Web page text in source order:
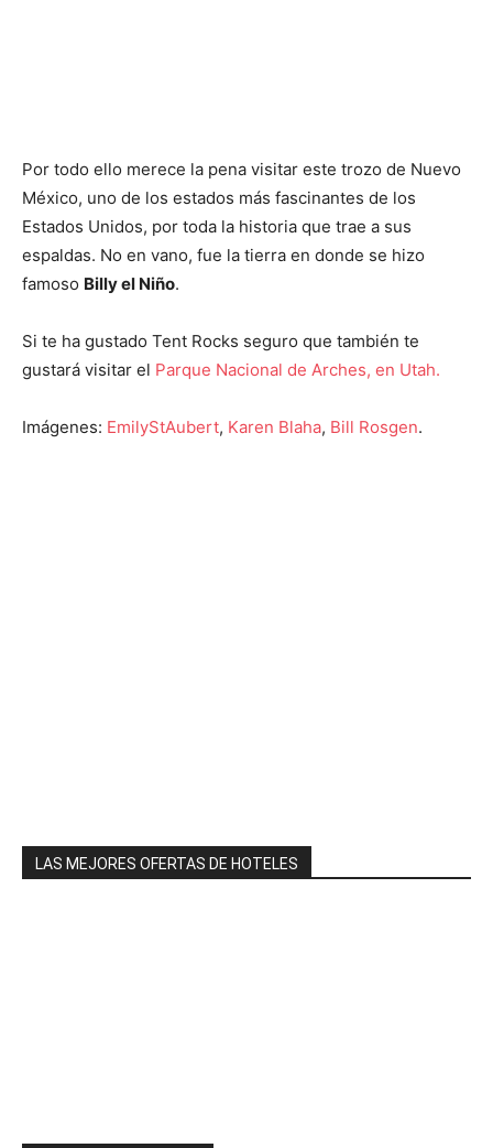
Por todo ello merece la pena visitar este trozo de Nuevo
México, uno de los estados más fascinantes de los
Estados Unidos, por toda la historia que trae a sus
espaldas. No en vano, fue la tierra en donde se hizo
famoso Billy el Niño.
Si te ha gustado Tent Rocks seguro que también te
gustará visitar el Parque Nacional de Arches, en Utah.
Imágenes: EmilyStAubert, Karen Blaha, Bill Rosgen.
LAS MEJORES OFERTAS DE HOTELES